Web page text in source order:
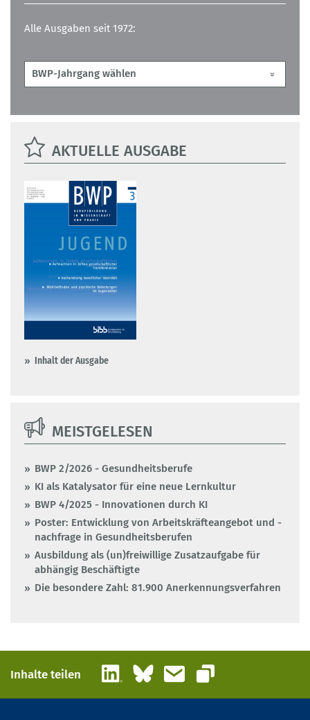
Alle Ausgaben seit 1972:
AKTUELLE AUSGABE
Inhalt der Ausgabe
MEISTGELESEN
BWP 2/2026 - Gesundheitsberufe
KI als Katalysator für eine neue Lernkultur
BWP 4/2025 - Innovationen durch KI
Poster: Entwicklung von Arbeitskräfteangebot und -
nachfrage in Gesundheitsberufen
Ausbildung als (un)freiwillige Zusatzaufgabe für
abhängig Beschäftigte
Die besondere Zahl: 81.900 Anerkennungsverfahren
Inhalte teilen LinkedInBlueskyE-Mail
Link kopieren